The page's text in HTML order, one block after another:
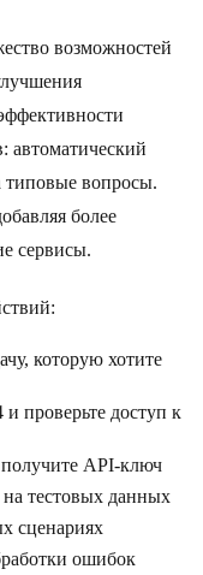
возможностей
автоматический
типовые вопросы.
более
сервисы.
которую хотите
проверьте доступ к
API-ключ
на тестовых данных
сценариях
ошибок